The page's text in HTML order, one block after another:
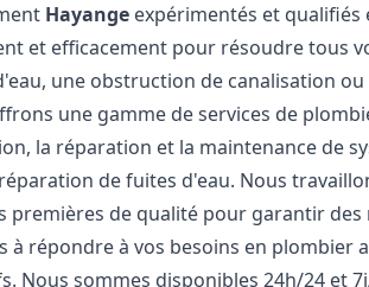
Hayange expérimentés et qualifiés
et efficacement pour résoudre tous
une obstruction de canalisation
une gamme de services de
la réparation et la maintenance de
de fuites d'eau. Nous
premières de qualité pour garantir
à répondre à vos besoins en plombier
Nous sommes disponibles 24h/24 et